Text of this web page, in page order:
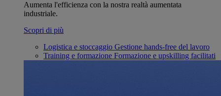
Aumenta l'efficienza con la nostra realtà aumentata
industriale.
Scopri di più
Logistica e stoccaggio Gestione hands-free del lavoro
Training e formazione Formazione e upskilling facilitati